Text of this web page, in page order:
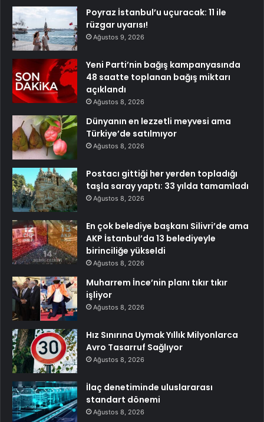
Poyraz İstanbul’u uçuracak: 11 ile
rüzgar uyarısı!
Ağustos 9, 2026
Yeni Parti’nin bağış kampanyasında
48 saatte toplanan bağış miktarı
açıklandı
Ağustos 8, 2026
Dünyanın en lezzetli meyvesi ama
Türkiye’de satılmıyor
Ağustos 8, 2026
Postacı gittiği her yerden topladığı
taşla saray yaptı: 33 yılda tamamladı
Ağustos 8, 2026
En çok belediye başkanı Silivri’de ama
AKP İstanbul’da 13 belediyeyle
birinciliğe yükseldi
Ağustos 8, 2026
Muharrem İnce’nin planı tıkır tıkır
işliyor
Ağustos 8, 2026
Hız Sınırına Uymak Yıllık Milyonlarca
Avro Tasarruf Sağlıyor
Ağustos 8, 2026
İlaç denetiminde uluslararası
standart dönemi
Ağustos 8, 2026